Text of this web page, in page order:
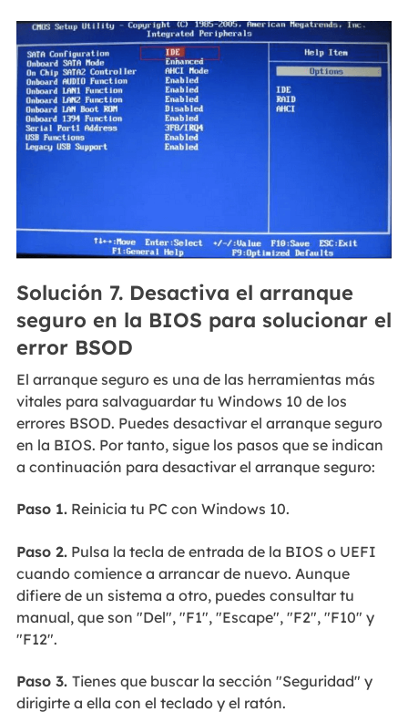
Solución 7. Desactiva el arranque
seguro en la BIOS para solucionar el
error BSOD
El arranque seguro es una de las herramientas más
vitales para salvaguardar tu Windows 10 de los
errores BSOD. Puedes desactivar el arranque seguro
en la BIOS. Por tanto, sigue los pasos que se indican
a continuación para desactivar el arranque seguro:
Paso 1.Reinicia tu PC con Windows 10.
Paso 2.Pulsa la tecla de entrada de la BIOS o UEFI
cuando comience a arrancar de nuevo. Aunque
difiere de un sistema a otro, puedes consultar tu
manual, que son "Del", "F1", "Escape", "F2", "F10" y
"F12".
Paso 3. Tienes que buscar la sección "Seguridad" y
dirigirte a ella con el teclado y el ratón.